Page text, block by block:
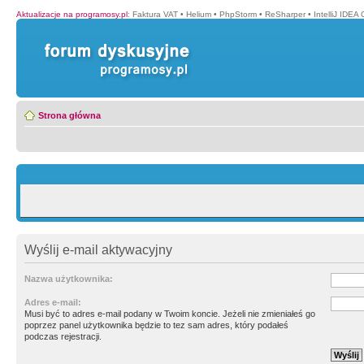
Aktualizacje na programosy.pl: Faktura VAT • Helium • PhpStorm • ReSharper • IntelliJ IDEA
Strona główna
Wyślij e-mail aktywacyjny
Nazwa użytkownika:
Adres e-mail:
Musi być to adres e-mail podany w Twoim koncie. Jeżeli nie zmieniałeś go
poprzez panel użytkownika będzie to tez sam adres, który podałeś
podczas rejestracji.